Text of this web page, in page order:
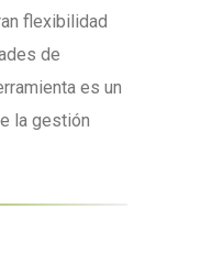
flexibilidad
de
es un
la gestión